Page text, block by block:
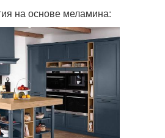
на основе меламина: